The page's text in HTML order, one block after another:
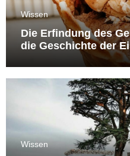
Wissen
Die Erfindung des
die Geschichte der
Wissen